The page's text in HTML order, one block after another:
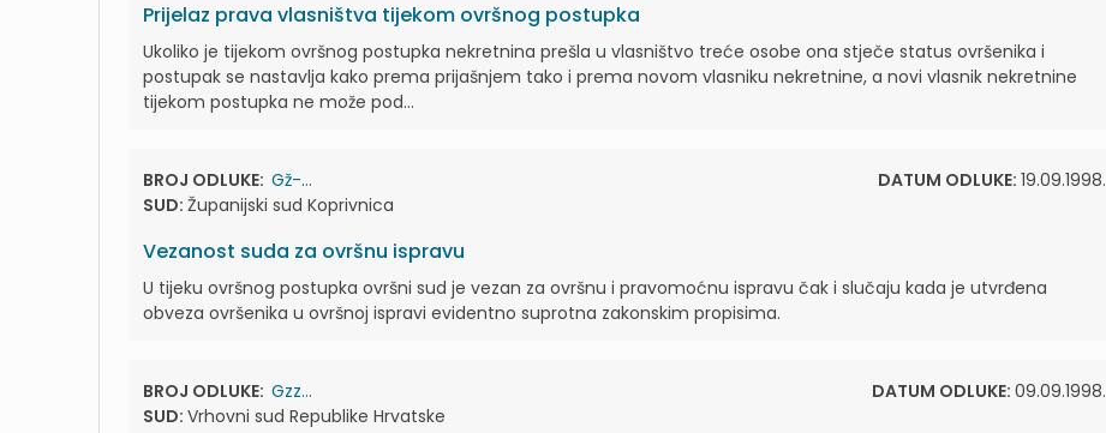
Prijelaz prava vlasništva tijekom ovršnog postupka
Ukoliko je tijekom ovršnog postupka nekretnina prešla u vlasništvo treće osobe ona stječe status ovršenika i
postupak se nastavlja kako prema prijašnjem tako i prema novom vlasniku nekretnine, a novi vlasnik nekretnine
tijekom postupka ne može pod...
BROJ ODLUKE: Gž-...
SUD: Županijski sud Koprivnica
DATUM ODLUKE: 19.09.1998.
Vezanost suda za ovršnu ispravu
U tijeku ovršnog postupka ovršni sud je vezan za ovršnu i pravomoćnu ispravu čak i slučaju kada je utvrđena
obveza ovršenika u ovršnoj ispravi evidentno suprotna zakonskim propisima.
BROJ ODLUKE: Gzz...
SUD: Vrhovni sud Republike Hrvatske
DATUM ODLUKE: 09.09.1998.